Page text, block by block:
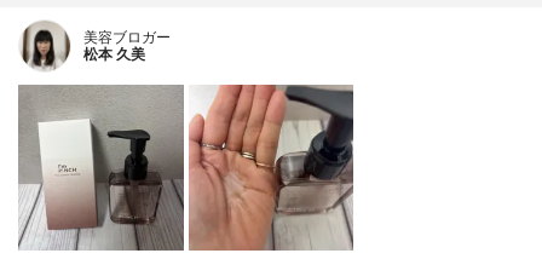
美容ブロガー
松本 久美